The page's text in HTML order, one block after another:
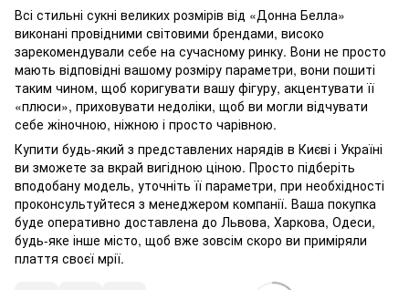
Всі стильні сукні великих розмірів від «Донна Белла»
виконані провідними світовими брендами, високо
зарекомендували себе на сучасному ринку. Вони не просто
мають відповідні вашому розміру параметри, вони пошиті
таким чином, щоб коригувати вашу фігуру, акцентувати її
«плюси», приховувати недоліки, щоб ви могли відчувати
себе жіночною, ніжною і просто чарівною.
Купити будь-який з представлених нарядів в Києві і Україні
ви зможете за вкрай вигідною ціною. Просто підберіть
вподобану модель, уточніть її параметри, при необхідності
проконсультуйтеся з менеджером компанії. Ваша покупка
буде оперативно доставлена ​​до Львова, Харкова, Одеси,
будь-яке інше місто, щоб вже зовсім скоро ви приміряли
плаття своєї мрії.